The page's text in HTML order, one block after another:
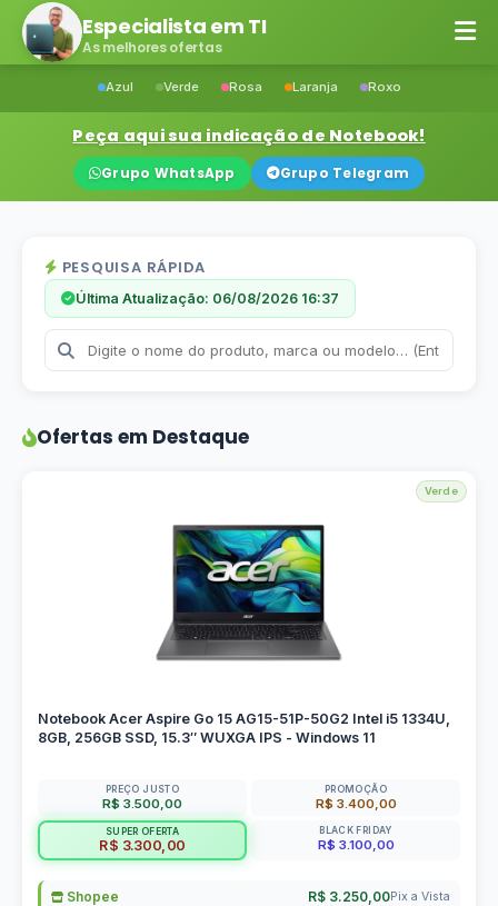
Especialista em TI
As melhores ofertas
Azul Verde Rosa Laranja Roxo
Peça aqui sua indicação de Notebook!
Grupo WhatsApp Grupo Telegram
PESQUISA RÁPIDA
Última Atualização: 06/08/2026 16:37
Ofertas em Destaque
Verde
Notebook Acer Aspire Go 15 AG15-51P-50G2 Intel i5 1334U,
8GB, 256GB SSD, 15.3″ WUXGA IPS - Windows 11
PREÇO JUSTO
R$ 3.500,00
PROMOÇÃO
R$ 3.400,00
SUPER OFERTA
R$ 3.300,00
BLACK FRIDAY
R$ 3.100,00
Shopee R$ 3.250,00Pix a Vista